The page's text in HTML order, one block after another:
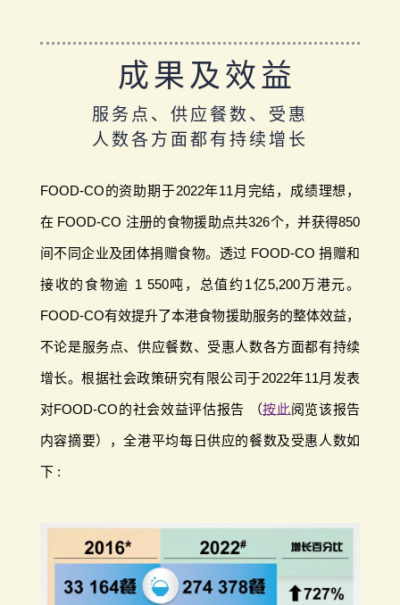
成果及效益
服务点、供应餐数、受惠
人数各方面都有持续增长
FOOD-CO的资助期于2022年11月完结，成绩理想，
在 FOOD-CO 注册的食物援助点共326个，并获得850
间不同企业及团体捐赠食物。透过 FOOD-CO 捐赠和
接收的食物逾 1 550吨，总值约1亿5,200万港元。
FOOD-CO有效提升了本港食物援助服务的整体效益，
不论是服务点、供应餐数、受惠人数各方面都有持续
增长。根据社会政策研究有限公司于2022年11月发表
对FOOD-CO的社会效益评估报告 （按此阅览该报告
内容摘要），全港平均每日供应的餐数及受惠人数如
下 :